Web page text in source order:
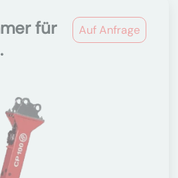
Auf Anfrage
für